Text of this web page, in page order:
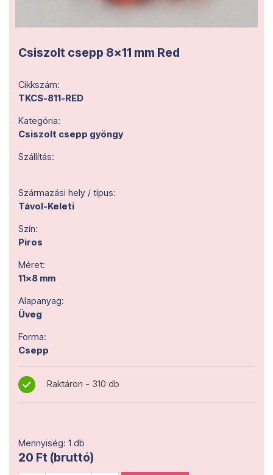
Csiszolt csepp 8x11 mm Red
Cikkszám:
TKCS-811-RED
Kategória:
Csiszolt csepp gyöngy
Szállítás:
Származási hely / típus:
Távol-Keleti
Szín:
Piros
Méret:
11x8 mm
Alapanyag:
Üveg
Forma:
Csepp
Raktáron - 310 db
Mennyiség: 1 db
20 Ft (bruttó)